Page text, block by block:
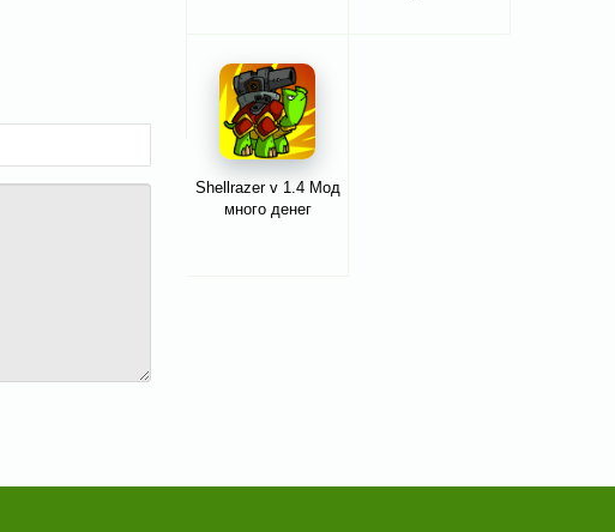
Shellrazer v 1.4 Мод
много денег